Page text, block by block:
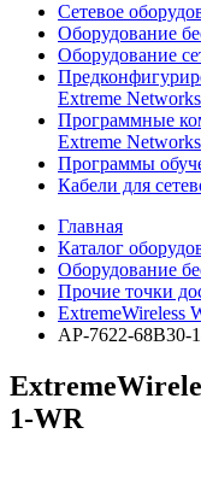
Сетевое
Оборудование
Оборудование
Extreme Networks
Программные
Extreme Networks
Программы
Кабели для
Главная
Каталог
Оборудование
Прочие точки
ExtremeWireless
AP-7622-68B30-
1-WR